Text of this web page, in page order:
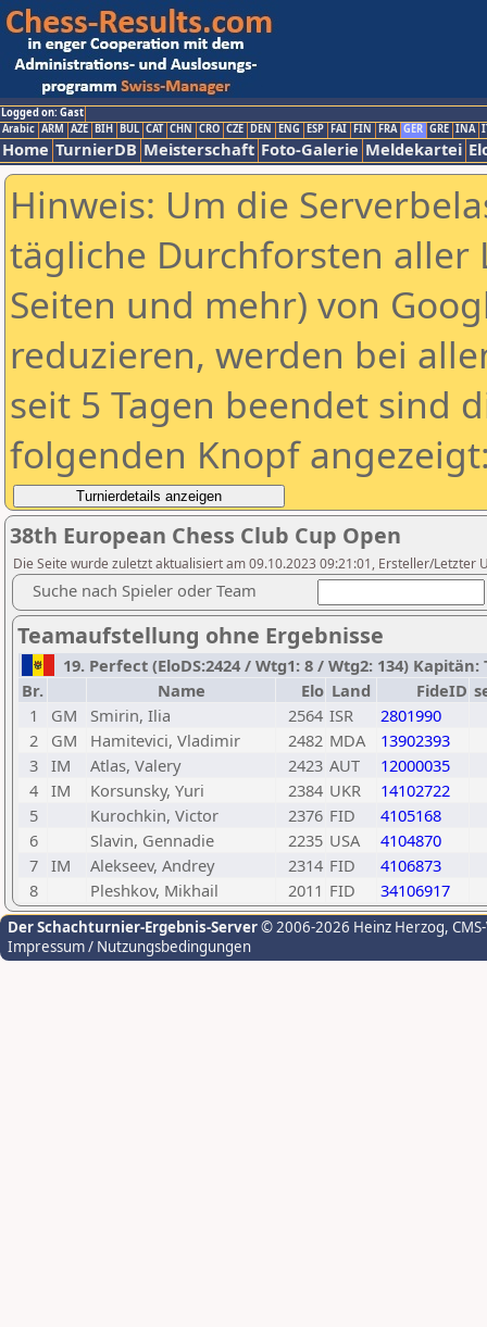
Logged on: Gast
Arabic ARM AZE BIH BUL CAT CHN CRO CZE DEN ENG ESP FAI FIN FRA GER GRE INA
Home TurnierDB Meisterschaft Foto-Galerie Meldekartei
Hinweis: Um die
tägliche Durchforsten aller
Seiten und mehr) von
reduzieren, werden bei
seit 5 Tagen beendet sind
folgenden Knopf
38th European Chess Club Cup Open
Die Seite wurde zuletzt aktualisiert am 09.10.2023 09:21:01, Ersteller/Letzter
Suche nach Spieler oder Team
Teamaufstellung ohne Ergebnisse
19. Perfect (EloDS:2424 / Wtg1: 8 / Wtg2: 134)
Br.
Name Elo Land FideID
1
GM Smirin, Ilia 2564 ISR
2801990
2
GM Hamitevici, Vladimir 2482 MDA
13902393
3
IM Atlas, Valery 2423 AUT
12000035
4
IM Korsunsky, Yuri 2384 UKR
14102722
5
Kurochkin, Victor 2376 FID
4105168
6
Slavin, Gennadie 2235 USA
4104870
7
IM Alekseev, Andrey 2314 FID
4106873
8
Pleshkov, Mikhail 2011 FID 34106917
Der Schachturnier-Ergebnis-Server© 2006-2026 Heinz Herzog,
Impressum / Nutzungsbedingungen